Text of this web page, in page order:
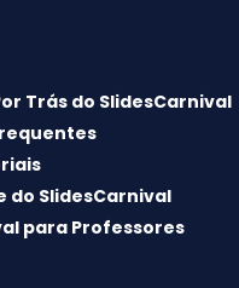
Trás do SlidesCarnival
do SlidesCarnival
para Professores